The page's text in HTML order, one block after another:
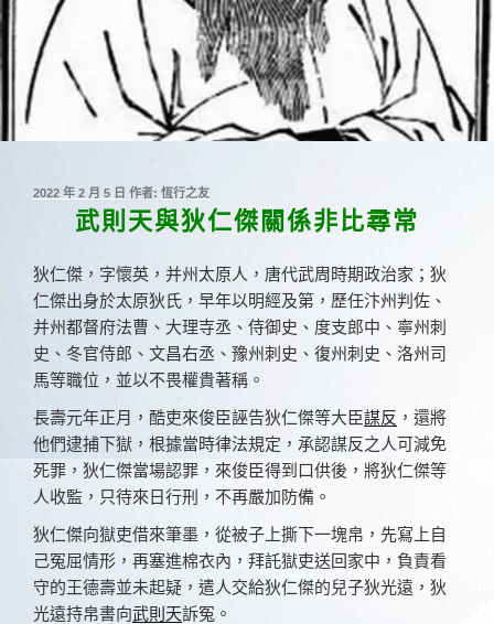
發
2022 年 2 月 5 日 作者: 恆行之友
武則天與狄仁傑關係非比尋常
狄仁傑，字懷英，并州太原人，唐代武周時期政治家；狄
仁傑出身於太原狄氏，早年以明經及第，歷任汴州判佐、
并州都督府法曹、大理寺丞、侍御史、度支郎中、寧州刺
史、冬官侍郎、文昌右丞、豫州刺史、復州刺史、洛州司
馬等職位，並以不畏權貴著稱。
長壽元年正月，酷吏來俊臣誣告狄仁傑等大臣謀反 ，還將
他們逮捕下獄，根據當時律法規定，承認謀反之人可減免
死罪，狄仁傑當場認罪，來俊臣得到口供後，將狄仁傑等
人收監，只待來日行刑，不再嚴加防備。
狄仁傑向獄吏借來筆墨，從被子上撕下一塊帛，先寫上自
己冤屈情形，再塞進棉衣內，拜託獄吏送回家中，負責看
守的王德壽並未起疑，遣人交給狄仁傑的兒子狄光遠，狄
光遠持帛書向武則天訴冤。